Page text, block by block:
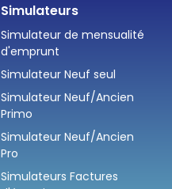
Simulateurs
Simulateur de mensualité
d'emprunt
Simulateur Neuf seul
Simulateur Neuf/Ancien
Primo
Simulateur Neuf/Ancien
Pro
Simulateurs Factures